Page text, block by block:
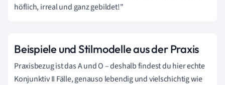
höflich, irreal und ganz gebildet!"
Beispiele und Stilmodelle aus der Praxis
Praxisbezug ist das A und O – deshalb findest du hier echte
Konjunktiv II Fälle, genauso lebendig und vielschichtig wie